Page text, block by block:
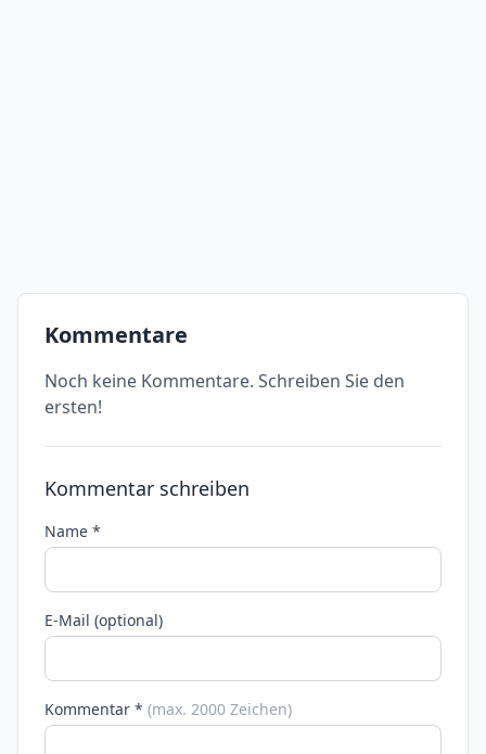
Kommentare
Noch keine Kommentare. Schreiben Sie den
ersten!
Kommentar schreiben
Name *
E-Mail (optional)
Kommentar * (max. 2000 Zeichen)